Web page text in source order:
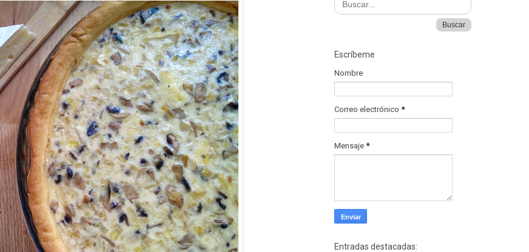
Escríbeme
Nombre
Correo electrónico *
Mensaje *
Entradas destacadas: